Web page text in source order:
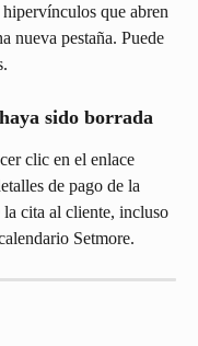
que abren
nueva pestaña. Puede
sido borrada
clic en el enlace
de pago de la
cita al cliente, incluso
Setmore.